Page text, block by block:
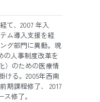
て、2007 年入
ム導入支援を経
グ部門に異動。現
の人事制度改革を
）のための医療情
ける。2005年西南
期課程修了、 2017
修了。